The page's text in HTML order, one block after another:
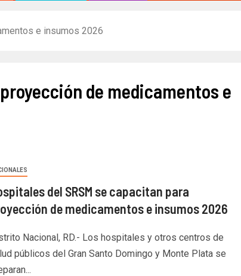
e insumos 2026
de medicamentos e
del SRSM se capacitan para
de medicamentos e insumos 2026
Nacional, RD.- Los hospitales y otros centros de
públicos del Gran Santo Domingo y Monte Plata se